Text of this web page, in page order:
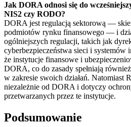
Jak DORA odnosi się do
NIS2 czy RODO?
DORA jest regulacją sektorową —
podmiotów rynku finansowego — i
ogólniejszych regulacji, takich jak
cyberbezpieczeństwa sieci i systemów
że instytucje finansowe i
DORA, co do zasady spełniają
w zakresie swoich działań. Natomiast
niezależnie od DORA i dotyczy
przetwarzanych przez te instytucje.
Podsumowanie